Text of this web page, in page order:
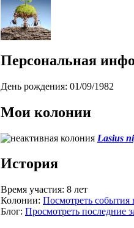
Персональная
День рождения: 01/09/1982
Мои колонии
Lasius
История
Время участия: 8 лет
Колонии: Посмотреть события
Блог: Просмотреть последние